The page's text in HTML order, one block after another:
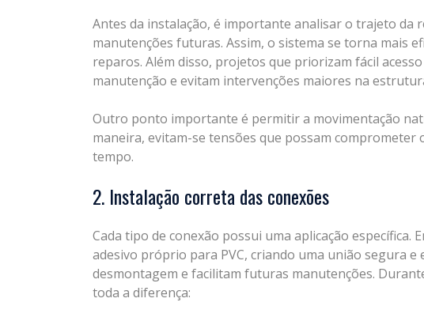
Antes da instalação, é importante analisar o trajeto da
manutenções futuras. Assim, o sistema se torna mais
reparos. Além disso, projetos que priorizam fácil
manutenção e evitam intervenções maiores na
Outro ponto importante é permitir a movimentação
maneira, evitam-se tensões que possam comprometer
tempo.
2. Instalação correta das conexões
Cada tipo de conexão possui uma aplicação específica.
adesivo próprio para PVC, criando uma união segura
desmontagem e facilitam futuras manutenções.
toda a diferença: